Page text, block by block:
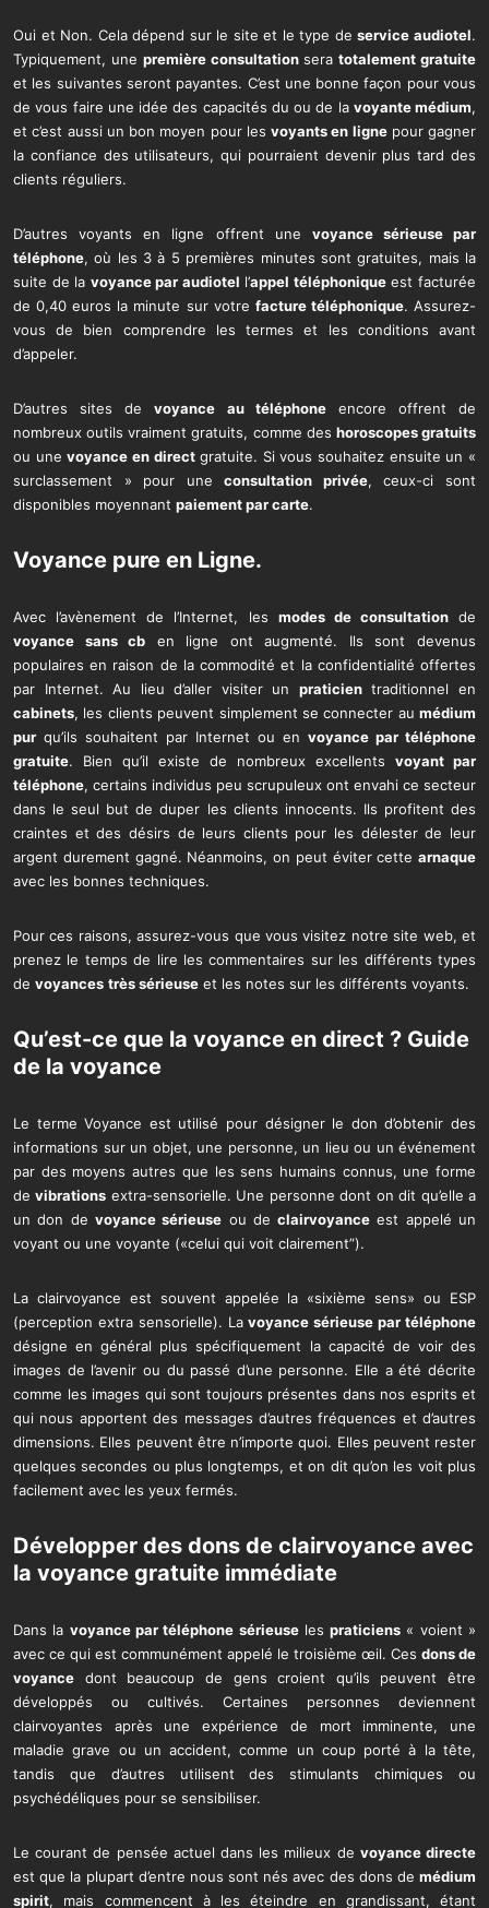
Oui et Non. Cela dépend sur le site et le type deservice audiotel.
Typiquement, une première consultationseratotalement gratuite
et les suivantes seront payantes. C’est une bonne façon pour vous
de vous faire une idée des capacités du ou de la voyante médium,
et c’est aussi un bon moyen pour les voyants en lignepour gagner
la confiance des utilisateurs, qui pourraient devenir plus tard des
clients réguliers.
D’autres voyants en ligne offrent une voyance sérieuse par
téléphone, où les 3 à 5 premières minutes sont gratuites, mais la
suite de la voyance par audiotel l’appel téléphoniqueest facturée
de 0,40 euros la minute sur votre facture téléphonique. Assurez-
vous de bien comprendre les termes et les conditions avant
d’appeler.
D’autres sites devoyance au téléphoneencore offrent de
nombreux outils vraiment gratuits, comme des horoscopes gratuits
ou unevoyance en directgratuite. Si vous souhaitez ensuite un «
surclassement » pour uneconsultation privée, ceux-ci sont
disponibles moyennant paiement par carte.
Voyance pure en Ligne.
Avec l’avènement de l’Internet, les modes de consultationde
voyance sans cb en ligne ont augmenté. Ils sont devenus
populaires en raison de la commodité et la confidentialité offertes
par Internet. Au lieu d’aller visiter un praticientraditionnel en
cabinets, les clients peuvent simplement se connecter au médium
pur qu’ils souhaitent par Internet ou en voyance par téléphone
gratuite. Bien qu’il existe de nombreux excellents voyant par
téléphone, certains individus peu scrupuleux ont envahi ce secteur
dans le seul but de duper les clients innocents. Ils profitent des
craintes et des désirs de leurs clients pour les délester de leur
argent durement gagné. Néanmoins, on peut éviter cette arnaque
avec les bonnes techniques.
Pour ces raisons, assurez-vous que vous visitez notre site web, et
prenez le temps de lire les commentaires sur les différents types
de voyances très sérieuse et les notes sur les différents voyants.
Qu’est-ce que la voyance en direct ? Guide
de la voyance
Le terme Voyance est utilisé pour désigner le don d’obtenir des
informations sur un objet, une personne, un lieu ou un événement
par des moyens autres que les sens humains connus, une forme
devibrations extra-sensorielle. Une personne dont on dit qu’elle a
un don de voyance sérieuse ou declairvoyance est appelé un
voyant ou une voyante («celui qui voit clairement”).
La clairvoyance est souvent appelée la «sixième sens» ou ESP
(perception extra sensorielle). Lavoyance sérieuse par téléphone
désigne en général plus spécifiquement la capacité de voir des
images de l’avenir ou du passé d’une personne. Elle a été décrite
comme les images qui sont toujours présentes dans nos esprits et
qui nous apportent des messages d’autres fréquences et d’autres
dimensions. Elles peuvent être n’importe quoi. Elles peuvent rester
quelques secondes ou plus longtemps, et on dit qu’on les voit plus
facilement avec les yeux fermés.
Développer des dons de clairvoyance avec
la voyance gratuite immédiate
Dans la voyance par téléphone sérieuselespraticiens « voient »
avec ce qui est communément appelé le troisième œil. Ces dons de
voyance dont beaucoup de gens croient qu’ils peuvent être
développés ou cultivés. Certaines personnes deviennent
clairvoyantes après une expérience de mort imminente, une
maladie grave ou un accident, comme un coup porté à la tête,
tandis que d’autres utilisent des stimulants chimiques ou
psychédéliques pour se sensibiliser.
Le courant de pensée actuel dans les milieux de voyance directe
est que la plupart d’entre nous sont nés avec des dons de médium
spirit, mais commencent à les éteindre en grandissant, étant